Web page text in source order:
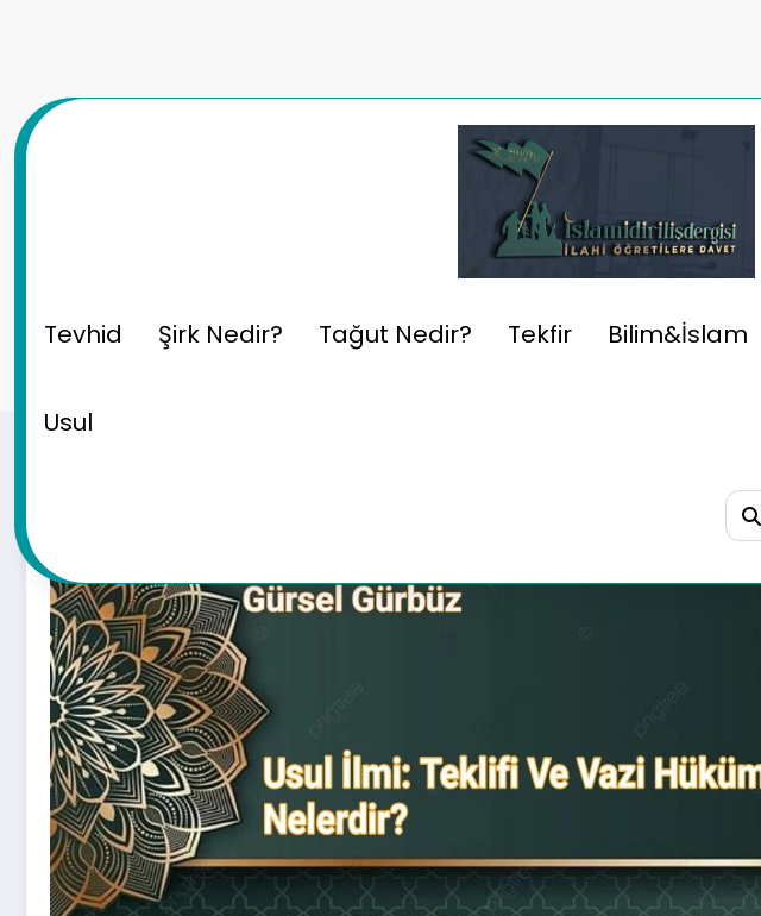
Tevhid Şirk Nedir? Tağut Nedir? Tekfir Bilim&İslam
Usul
Usul İlmi: Teklifi Ve Vazi Hükümler